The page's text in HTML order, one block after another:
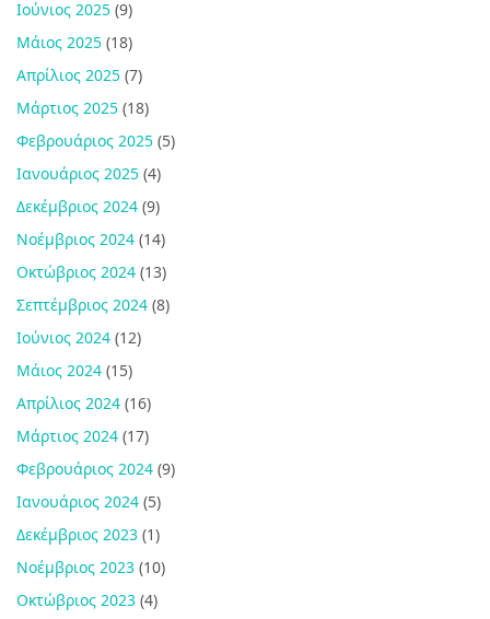
Ιούνιος 2025 (9)
Μάιος 2025 (18)
Απρίλιος 2025 (7)
Μάρτιος 2025 (18)
Φεβρουάριος 2025 (5)
Ιανουάριος 2025 (4)
Δεκέμβριος 2024 (9)
Νοέμβριος 2024 (14)
Οκτώβριος 2024 (13)
Σεπτέμβριος 2024 (8)
Ιούνιος 2024 (12)
Μάιος 2024 (15)
Απρίλιος 2024 (16)
Μάρτιος 2024 (17)
Φεβρουάριος 2024 (9)
Ιανουάριος 2024 (5)
Δεκέμβριος 2023 (1)
Νοέμβριος 2023 (10)
Οκτώβριος 2023 (4)